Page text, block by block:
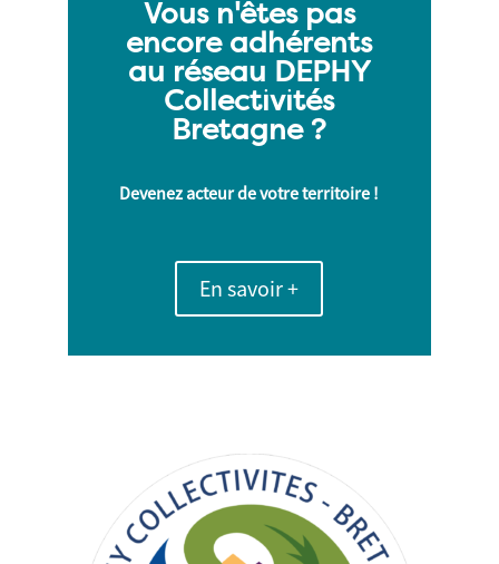
Vous n'êtes pas
encore adhérents
au réseau DEPHY
Collectivités
Bretagne ?
Devenez acteur de votre territoire !
En savoir +